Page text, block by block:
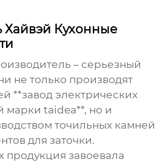
Кухонные
– серьезный
не только производят
**завод электрических
марки taidea**, но и
точильных камней
для заточки.
продукция завоевала